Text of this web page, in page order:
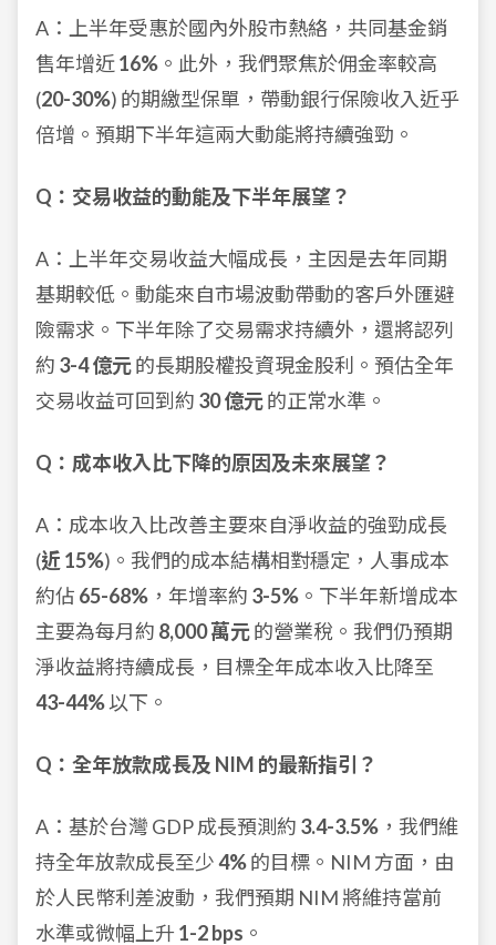
A：上半年受惠於國內外股市熱絡，共同基金銷
售年增近16% 。此外，我們聚焦於佣金率較高
(20-30%) 的期繳型保單，帶動銀行保險收入近乎
倍增。預期下半年這兩大動能將持續強勁。
Q：交易收益的動能及下半年展望？
A：上半年交易收益大幅成長，主因是去年同期
基期較低。動能來自市場波動帶動的客戶外匯避
險需求。下半年除了交易需求持續外，還將認列
約 3-4 億元的長期股權投資現金股利。預估全年
交易收益可回到約 30 億元的正常水準。
Q：成本收入比下降的原因及未來展望？
A：成本收入比改善主要來自淨收益的強勁成長
(近 15%)。我們的成本結構相對穩定，人事成本
約佔 65-68% ，年增率約 3-5% 。下半年新增成本
主要為每月約 8,000 萬元的營業稅。我們仍預期
淨收益將持續成長，目標全年成本收入比降至
43-44%以下。
Q：全年放款成長及 NIM 的最新指引？
A：基於台灣 GDP 成長預測約 3.4-3.5% ，我們維
持全年放款成長至少4%的目標。NIM 方面，由
於人民幣利差波動，我們預期 NIM 將維持當前
水準或微幅上升 1-2 bps 。